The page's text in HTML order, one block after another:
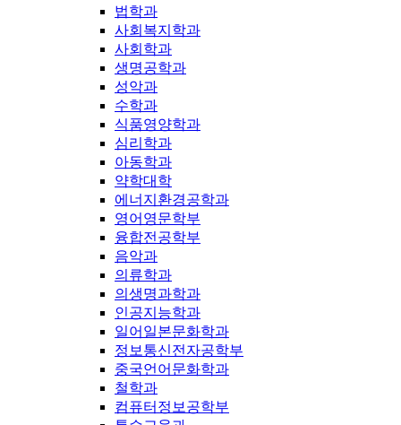
법학과
사회복지학과
사회학과
생명공학과
성악과
수학과
식품영양학과
심리학과
아동학과
약학대학
에너지환경공학과
영어영문학부
융합전공학부
음악과
의류학과
의생명과학과
인공지능학과
일어일본문화학과
정보통신전자공학부
중국언어문화학과
철학과
컴퓨터정보공학부